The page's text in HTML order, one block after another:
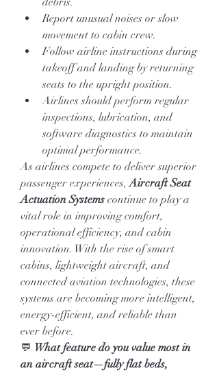
Report unusual noises or slow
movement to cabin crew.
Follow airline instructions during
takeoff and landing by returning
seats to the upright position.
Airlines should perform regular
inspections, lubrication, and
software diagnostics to maintain
optimal performance.
As airlines compete to deliver superior
passenger experiences, Aircraft Seat
Actuation Systems continue to play a
vital role in improving comfort,
operational efficiency, and cabin
innovation. With the rise of smart
cabins, lightweight aircraft, and
connected aviation technologies, these
systems are becoming more intelligent,
energy-efficient, and reliable than
ever before.
💬 What feature do you value most in
an aircraft seat—fully flat beds,